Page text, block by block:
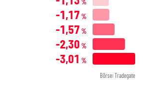
-1,17 %
-1,57 %
-2,30 %
-3,01 %
Börse: Tradegate